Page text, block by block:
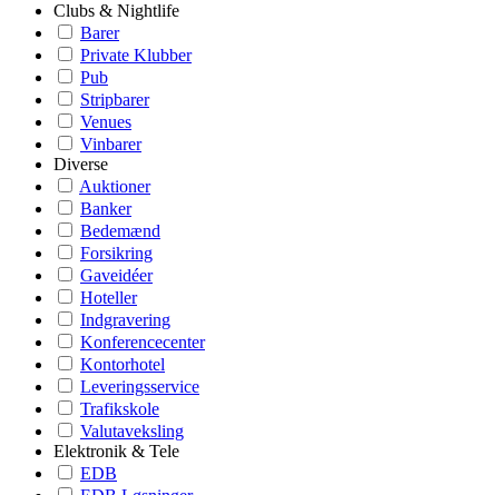
Clubs & Nightlife
Barer
Private Klubber
Pub
Stripbarer
Venues
Vinbarer
Diverse
Auktioner
Banker
Bedemænd
Forsikring
Gaveidéer
Hoteller
Indgravering
Konferencecenter
Kontorhotel
Leveringsservice
Trafikskole
Valutaveksling
Elektronik & Tele
EDB